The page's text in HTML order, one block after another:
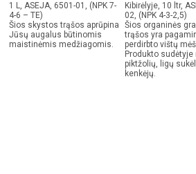
1 L, ASEJA, 6501-01, (NPK 7-
4-6 – TE)
Šios skystos trąšos aprūpina
Jūsų augalus būtinomis
maistinėmis medžiagomis.
Kibirėlyje, 10 ltr,
02, (NPK 4-3-2,5)
Šios organinės
trąšos yra
perdirbto vištų
Produkto sudėtyje
piktžolių, ligų
kenkėjų.